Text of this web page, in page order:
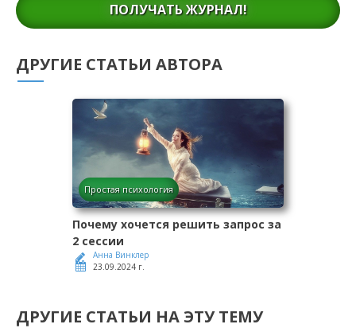
ПОЛУЧАТЬ ЖУРНАЛ!
ДРУГИЕ СТАТЬИ АВТОРА
Простая психология
Почему хочется решить запрос за
2 сессии
Анна Винклер
23.09.2024 г.
ДРУГИЕ СТАТЬИ НА ЭТУ ТЕМУ